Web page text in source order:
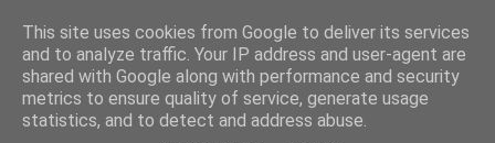
This site uses cookies from Google to deliver its services
and to analyze traffic. Your IP address and user-agent are
shared with Google along with performance and security
metrics to ensure quality of service, generate usage
statistics, and to detect and address abuse.